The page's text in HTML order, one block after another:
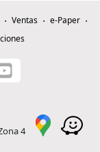
Ventas
e-Paper
4